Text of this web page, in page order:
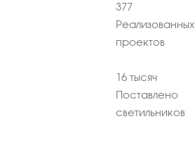
377
Реализованных
проектов
16 тысяч
Поставлено
светильников